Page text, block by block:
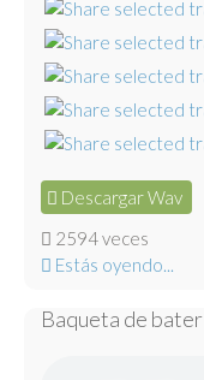
Descargar Wav
2594 veces
Estás oyendo...
Baqueta de